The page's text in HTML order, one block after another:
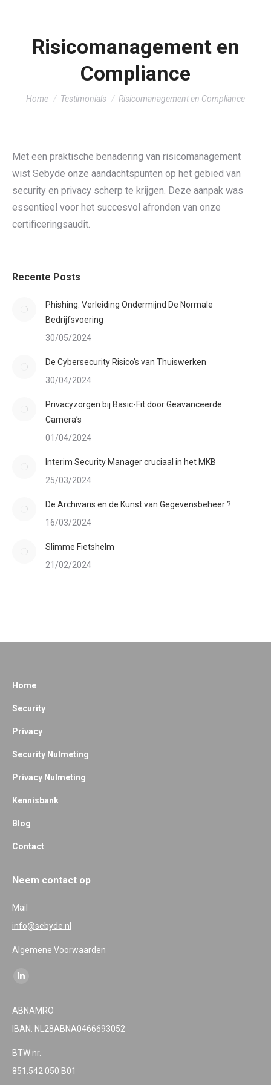
Risicomanagement en
Compliance
You are here:
Home Testimonials Risicomanagement en Compliance
Met een praktische benadering van risicomanagement
wist Sebyde onze aandachtspunten op het gebied van
security en privacy scherp te krijgen. Deze aanpak was
essentieel voor het succesvol afronden van onze
certificeringsaudit.
Recente Posts
Phishing: Verleiding Ondermijnd De Normale
Bedrijfsvoering
30/05/2024
De Cybersecurity Risico’s van Thuiswerken
30/04/2024
Privacyzorgen bij Basic-Fit door Geavanceerde
Camera’s
01/04/2024
Interim Security Manager cruciaal in het MKB
25/03/2024
De Archivaris en de Kunst van Gegevensbeheer ?
16/03/2024
Slimme Fietshelm
21/02/2024
Home
Security
Privacy
Security Nulmeting
Privacy Nulmeting
Kennisbank
Blog
Contact
Neem contact op
Mail
info@sebyde.nl
Algemene Voorwaarden
Find us on:
opens
in
ABNAMRO
IBAN: NL28ABNA0466693052
BTW nr.
851.542.050.B01